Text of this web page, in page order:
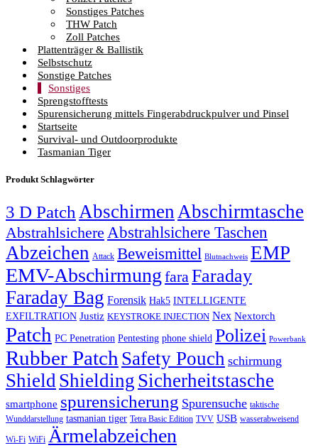
Sonstiges Patches
THW Patch
Zoll Patches
Plattenträger & Ballistik
Selbstschutz
Sonstige Patches
Sonstiges
Sprengstofftests
Spurensicherung mittels Fingerabdruckpulver und Pinsel
Startseite
Survival- und Outdoorprodukte
Tasmanian Tiger
Produkt Schlagwörter
3 D Patch AbschirmenAbschirmtasche
Abstrahlsichere Abstrahlsichere Taschen
Abzeichen Attack Beweismittel Blutnachweis EMP
EMV-Abschirmung faraFaraday
Faraday Bag Forensik Hak5 INTELLIGENTE
EXFILTRATION Justiz KEYSTROKE INJECTION Nex Nextorch
Patch PC Penetration Pentesting phone shield Polizei Powerbank
Rubber Patch Safety Pouch schirmung
ShieldShielding Sicherheitstasche
smartphone spurensicherung Spurensuche taktische
Wunddarstellung tasmanian tiger Tetra Basic Edition TVV USB wasserabweisend
Wi-Fi WiFi Ärmelabzeichen